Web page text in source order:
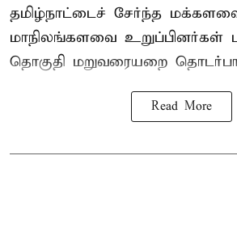
தமிழ்நாட்டைச் சேர்ந்த
மாநிலங்களவை உறுப்பினர்கள்
தொகுதி மறுவரையறை
Read More